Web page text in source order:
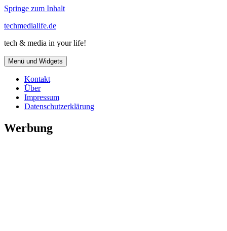
Springe zum Inhalt
techmedialife.de
tech & media in your life!
Menü und Widgets
Kontakt
Über
Impressum
Datenschutzerklärung
Werbung